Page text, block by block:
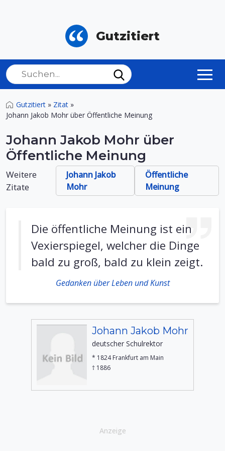
Gutzitiert
Gutzitiert » Zitat »
Johann Jakob Mohr über Öffentliche Meinung
Johann Jakob Mohr über
Öffentliche Meinung
Weitere
Zitate
Johann Jakob
Mohr
Öffentliche
Meinung
Die öffentliche Meinung ist ein
Vexierspiegel, welcher die Dinge
bald zu groß, bald zu klein zeigt.
Gedanken über Leben und Kunst
Johann Jakob Mohr
deutscher Schulrektor
* 1824 Frankfurt am Main
† 1886
Anzeige